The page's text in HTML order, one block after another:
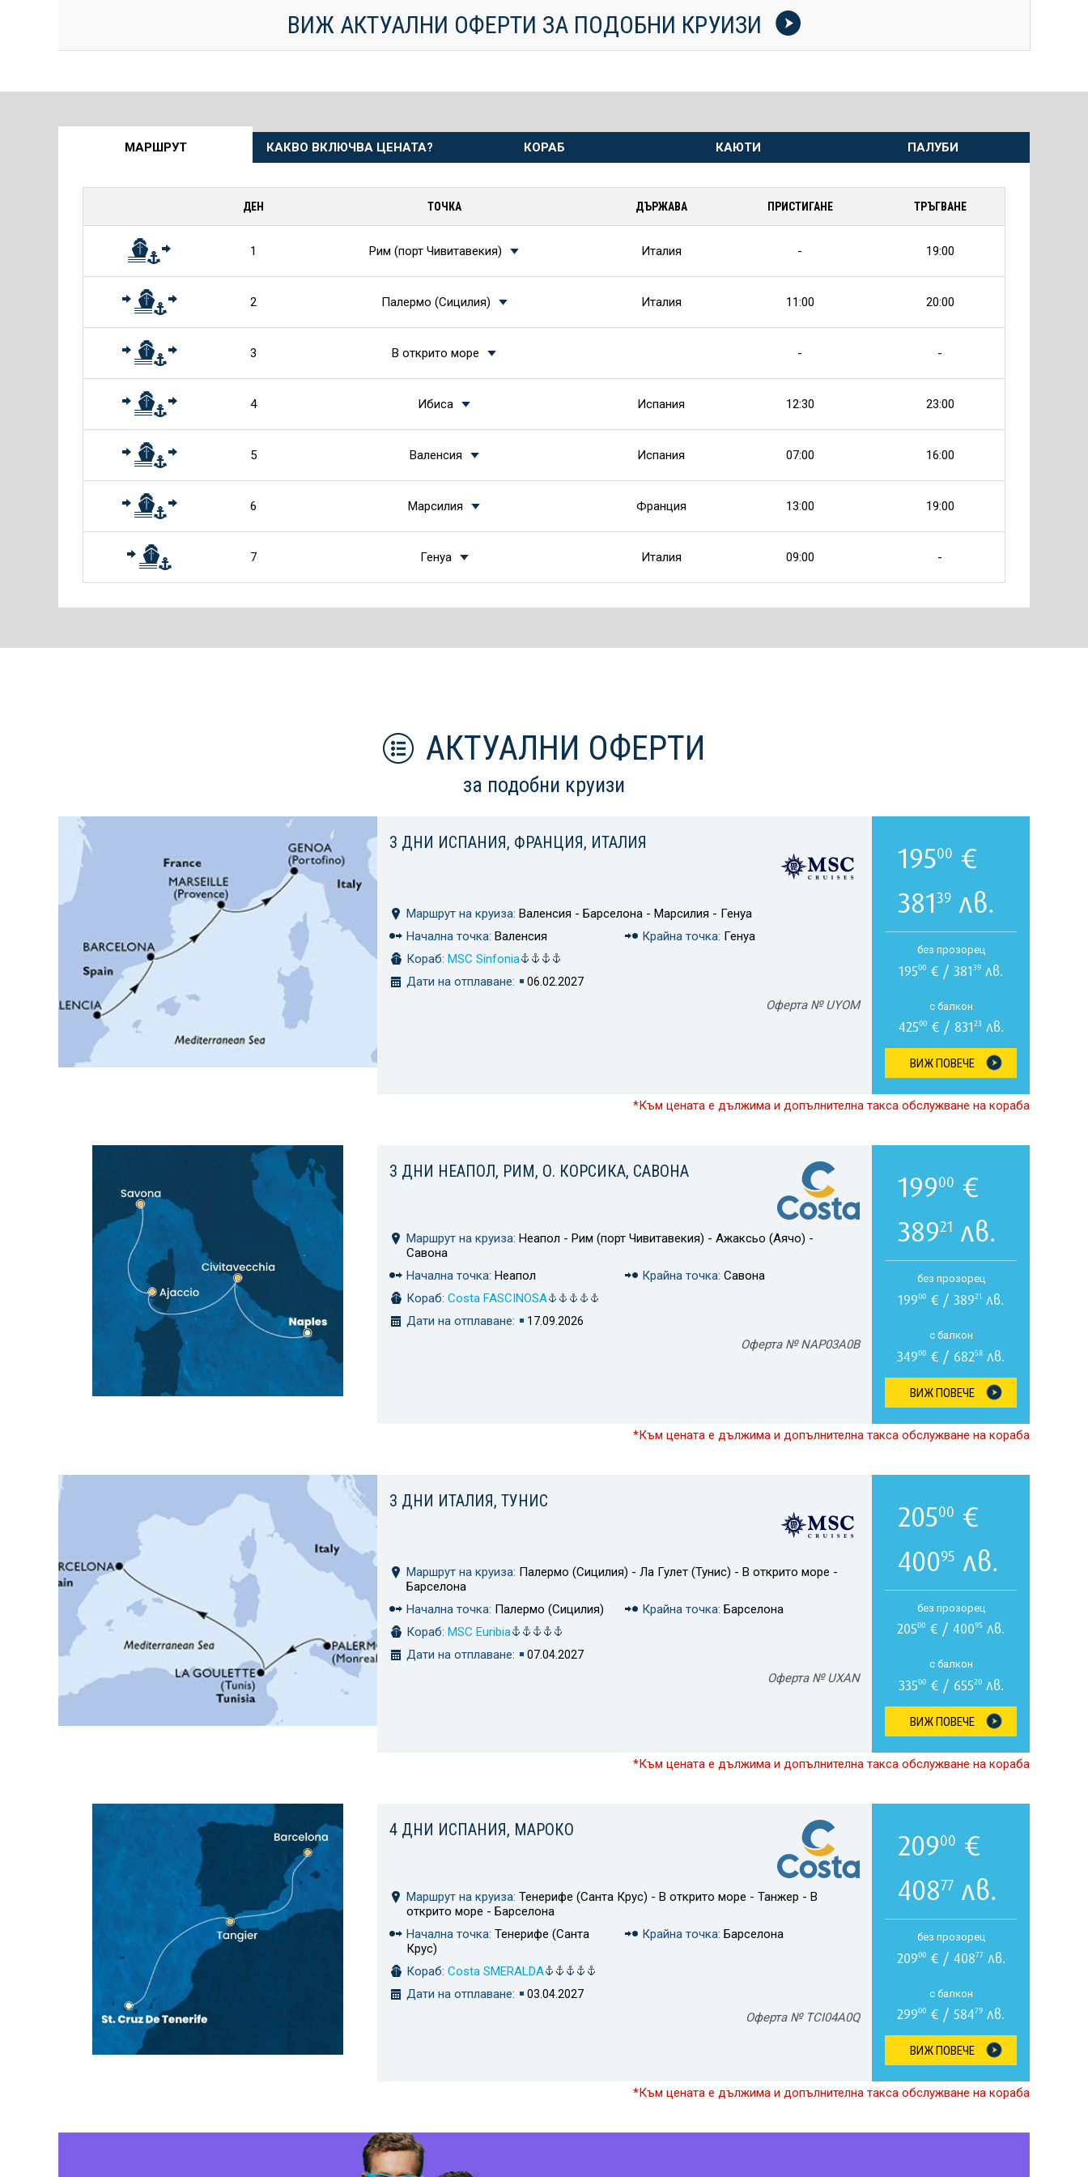
ВИЖ АКТУАЛНИ ОФЕРТИ ЗА ПОДОБНИ КРУИЗИ
МАРШРУТ КАКВО ВКЛЮЧВА ЦЕНАТА? КОРАБ КАЮТИ ПАЛУБИ
ДЕН ТОЧКА ДЪРЖАВА ПРИСТИГАНЕ ТРЪГВАНЕ
1 Рим (порт Чивитавекия) Италия - 19:00
2 Палермо (Сицилия) Италия 11:00 20:00
3 В открито море - -
4 Ибиса Испания 12:30 23:00
5 Валенсия Испания 07:00 16:00
6 Марсилия Франция 13:00 19:00
7 Генуа Италия 09:00 -
АКТУАЛНИ ОФЕРТИ
за подобни круизи
3 ДНИ ИСПАНИЯ, ФРАНЦИЯ, ИТАЛИЯ
Маршрут на круиза: Валенсия - Барселона - Марсилия - Генуа
Начална точка: Валенсия Крайна точка: Генуа
Кораб: MSC Sinfonia
Дати на отплаване:
06.02.2027
Оферта № UYOM
19500 €
38139 лв.
без прозорец
19500 € / 38139 лв.
с балкон
42500€ / 83123лв.
ВИЖ ПОВЕЧЕ
*Към цената е дължима и допълнителна такса обслужване на кораба
3 ДНИ НЕАПОЛ, РИМ, О. КОРСИКА, САВОНА
Маршрут на круиза: Неапол - Рим (порт Чивитавекия) - Ажаксьо (Аячо) -
Савона
Начална точка: Неапол Крайна точка: Савона
Кораб: Costa FASCINOSA
Дати на отплаване:
17.09.2026
Оферта № NAP03A0B
19900 €
38921 лв.
без прозорец
19900 € / 38921 лв.
с балкон
34900 € / 68258 лв.
ВИЖ ПОВЕЧЕ
*Към цената е дължима и допълнителна такса обслужване на кораба
3 ДНИ ИТАЛИЯ, ТУНИС
Маршрут на круиза: Палермо (Сицилия) - Ла Гулет (Тунис) - В открито море -
Барселона
Начална точка: Палермо (Сицилия) Крайна точка: Барселона
Кораб: MSC Euribia
Дати на отплаване:
07.04.2027
Оферта № UXAN
20500 €
40095 лв.
без прозорец
20500 € / 40095 лв.
с балкон
33500€ / 65520лв.
ВИЖ ПОВЕЧЕ
*Към цената е дължима и допълнителна такса обслужване на кораба
4 ДНИ ИСПАНИЯ, МАРОКО
Маршрут на круиза: Тенерифе (Санта Крус) - В открито море - Танжер - В
открито море - Барселона
Начална точка: Тенерифе (Санта
Крус)
Крайна точка: Барселона
Кораб: Costa SMERALDA
Дати на отплаване:
03.04.2027
Оферта № TCI04A0Q
20900 €
40877 лв.
без прозорец
20900€ / 40877лв.
с балкон
29900 € / 58479 лв.
ВИЖ ПОВЕЧЕ
*Към цената е дължима и допълнителна такса обслужване на кораба